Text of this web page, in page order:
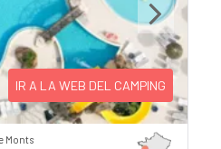
Next
IR A LA WEB DEL CAMPING
Monts